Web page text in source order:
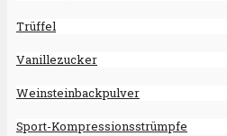
Trüffel
Vanillezucker
Weinsteinbackpulver
Sport-Kompressionsstrümpfe